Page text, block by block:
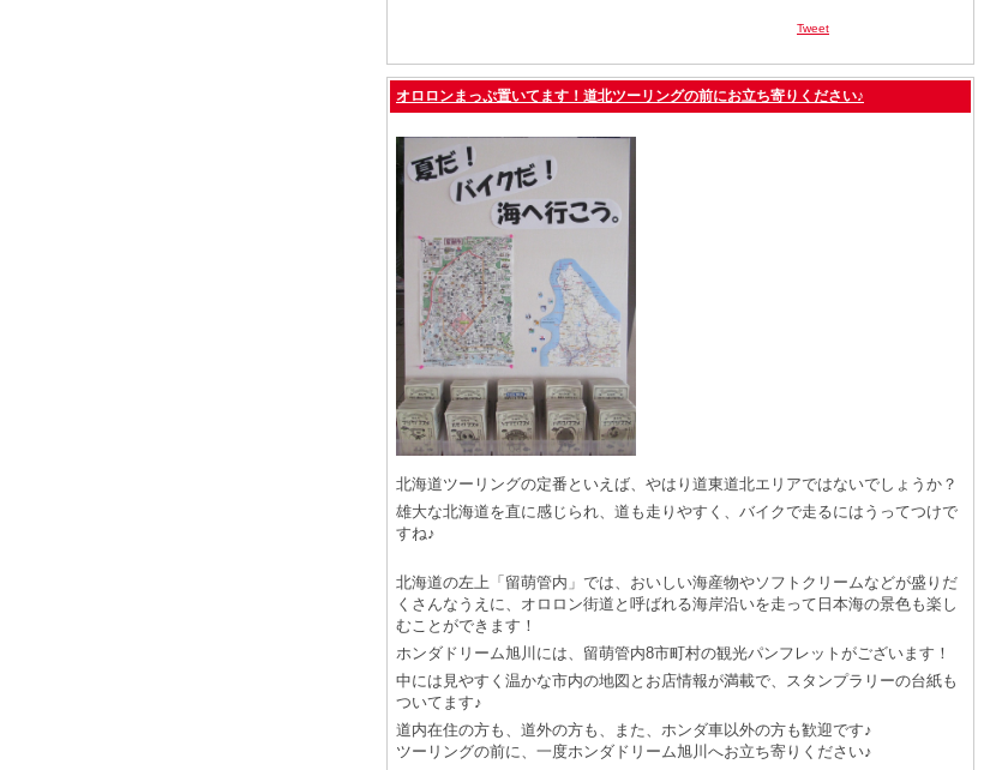
Tweet
オロロンまっぷ置いてます！道北ツーリングの前にお立ち寄りください♪
北海道ツーリングの定番といえば、やはり道東道北エリアではないでしょうか？
雄大な北海道を直に感じられ、道も走りやすく、バイクで走るにはうってつけで
すね♪
北海道の左上「留萌管内」では、おいしい海産物やソフトクリームなどが盛りだ
くさんなうえに、オロロン街道と呼ばれる海岸沿いを走って日本海の景色も楽し
むことができます！
ホンダドリーム旭川には、留萌管内8市町村の観光パンフレットがございます！
中には見やすく温かな市内の地図とお店情報が満載で、スタンプラリーの台紙も
ついてます♪
道内在住の方も、道外の方も、また、ホンダ車以外の方も歓迎です♪
ツーリングの前に、一度ホンダドリーム旭川へお立ち寄りください♪